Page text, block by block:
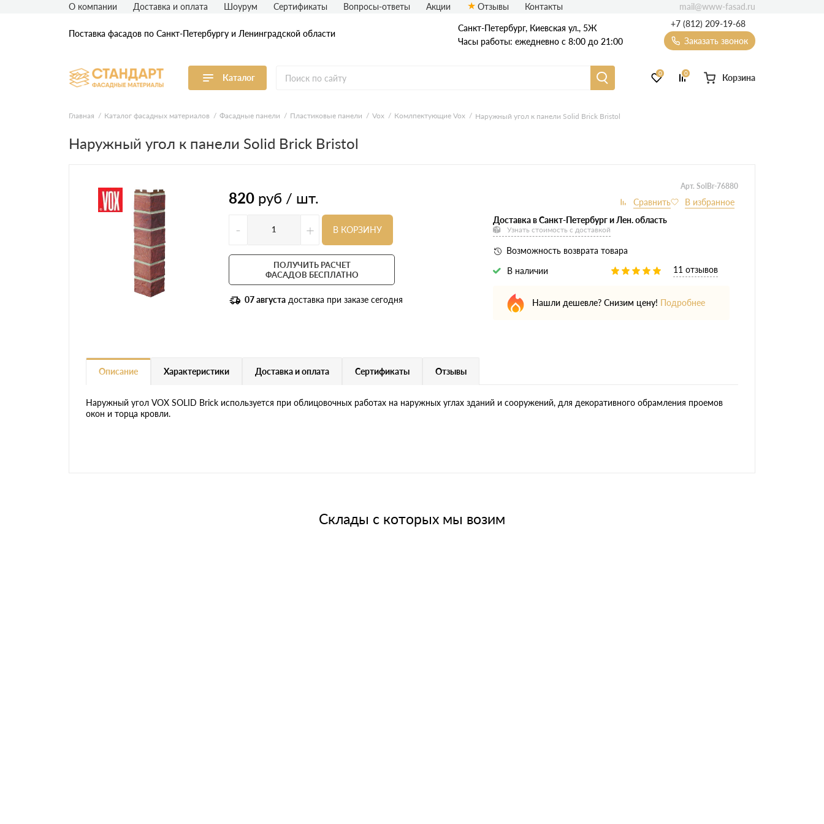
Поставка фасадов по Санкт-Петербургу и Ленинградской области
Санкт-Петербург, ​Киевская ул., 5Ж
Часы работы: ежедневно с 8:00 до 21:00
+7 (812) 209-19-68
Заказать звонок
Каталог
Виниловый сайдинг Металлический сайдинг Вспененный сайдинг Фиброцементный сайдинг
Акриловый сайдинг Формованный сайдинг
0 0 Корзина
О компании Доставка и оплата Шоурум Сертификаты Вопросы-ответы Акции Отзывы Контакты mail@www-fasad.ru
Главная Каталог фасадных материалов Фасадные панели Пластиковые панели Vox Комлпектующие Vox Наружный угол к панели Solid Brick Bristol
Наружный угол к панели Solid Brick Bristol
820 руб / шт.
Арт. SolBr-76880
- + В КОРЗИНУ
ПОЛУЧИТЬ РАСЧЕТ
ФАСАДОВ БЕСПЛАТНО
07 августа доставка при заказе сегодня
Доставка в Санкт-Петербург и Лен. область
Узнать стоимость с доставкой
Возможность возврата товара
В наличии
11 отзывов
Нашли дешевле? Снизим цену! Подробнее
Описание Характеристики Доставка и оплата Сертификаты Отзывы
Наружный угол VOX SOLID Brick используется при облицовочных работах на наружных углах зданий и сооружений, для декоративного обрамления проемов
окон и торца кровли.
Склады с которых мы возим